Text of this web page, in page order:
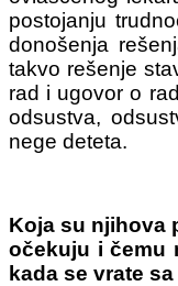
postojanju
donošenja
takvo rešenje
rad i ugovor o
odsustva,
nege deteta.
Koja su njihova
očekuju i čemu
kada se vrate